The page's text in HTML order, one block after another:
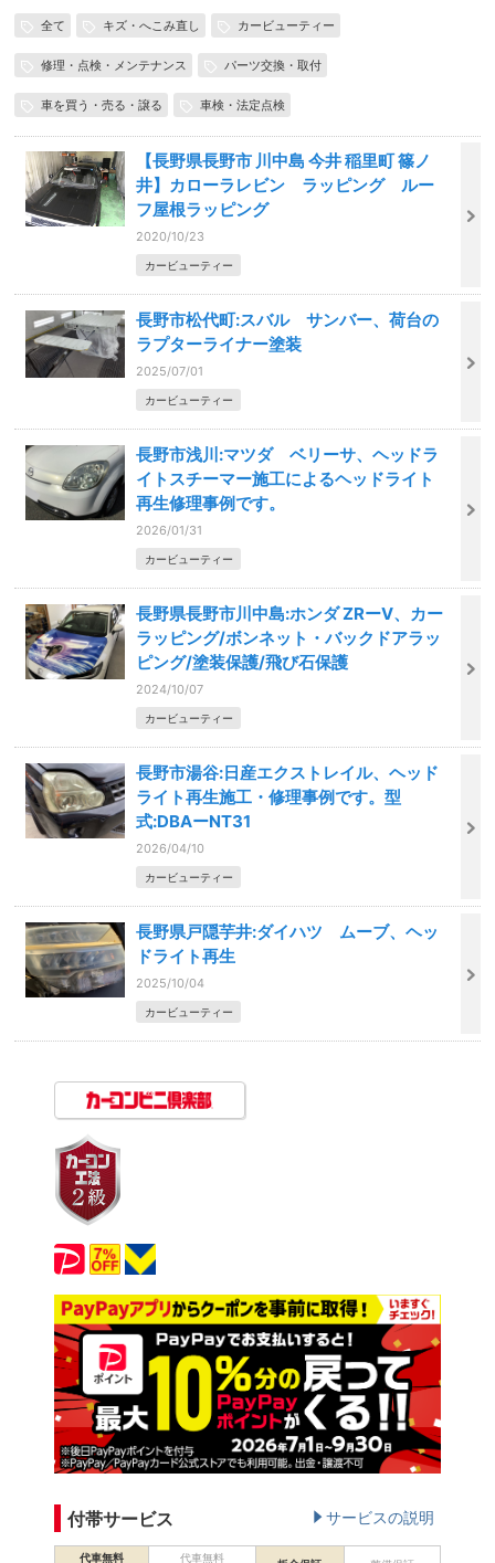
全て キズ・へこみ直し カービューティー
修理・点検・メンテナンス パーツ交換・取付
車を買う・売る・譲る 車検・法定点検
【長野県長野市 川中島 今井 稲里町 篠ノ
井】カローラレビン ラッピング ルー
フ屋根ラッピング
2020/10/23
カービューティー
長野市松代町:スバル サンバー、荷台の
ラプターライナー塗装
2025/07/01
カービューティー
長野市浅川:マツダ ベリーサ、ヘッドラ
イトスチーマー施工によるヘッドライト
再生修理事例です。
2026/01/31
カービューティー
長野県長野市川中島:ホンダ ZRーV、カー
ラッピング/ボンネット・バックドアラッ
ピング/塗装保護/飛び石保護
2024/10/07
カービューティー
長野市湯谷:日産エクストレイル、ヘッド
ライト再生施工・修理事例です。型
式:DBAーNT31
2026/04/10
カービューティー
長野県戸隠芋井:ダイハツ ムーブ、ヘッ
ドライト再生
2025/10/04
カービューティー
付帯サービス サービスの説明
代車無料
代車無料